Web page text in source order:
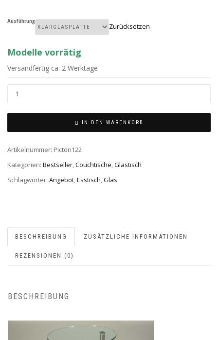
Ausführung
Zurücksetzen
Modelle vorrätig
Versandfertig ca. 2 Werktage
PICTON
IN DEN WARENKORB
Artikelnummer: Picton122
Kategorien: Bestseller,Couchtische,Glastisch
Schlagwörter: Angebot,Esstisch,Glas
BESCHREIBUNG ZUSÄTZLICHE INFORMATIONEN
REZENSIONEN (0)
BESCHREIBUNG